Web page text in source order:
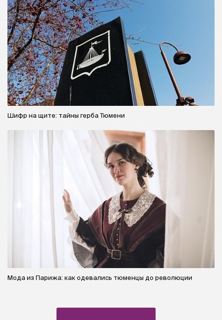
Шифр на щите: тайны герба Тюмени
Мода из Парижа: как одевались тюменцы до революции